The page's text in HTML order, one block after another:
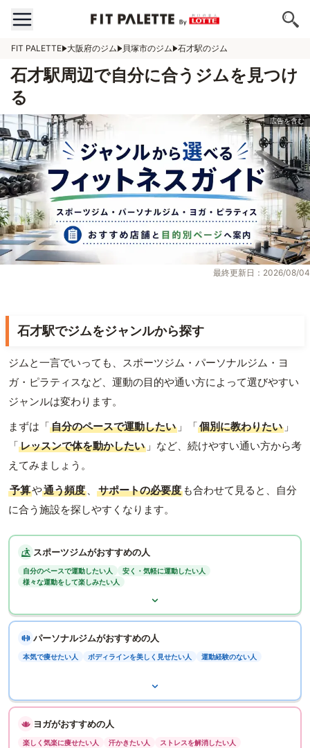
FIT PALETTE 大阪府のジム 貝塚市のジム 石才駅のジム
石才駅周辺で自分に合うジムを見つけ
る
最終更新日：2026/08/04
石才駅でジムをジャンルから探す
ジムと一言でいっても、スポーツジム・パーソナルジム・ヨ
ガ・ピラティスなど、運動の目的や通い方によって選びやすい
ジャンルは変わります。
まずは「自分のペースで運動したい 」「個別に教わりたい 」
「レッスンで体を動かしたい 」など、続けやすい通い方から考
えてみましょう。
予算や通う頻度 、 サポートの必要度 も合わせて見ると、自分
に合う施設を探しやすくなります。
スポーツジムがおすすめの人
自分のペースで運動したい人
安く・気軽に運動したい人
様々な運動をして楽しみたい人
パーソナルジムがおすすめの人
本気で痩せたい人 ボディラインを美しく見せたい人 運動経験のない人
ヨガがおすすめの人
楽しく気楽に痩せたい人 汗かきたい人 ストレスを解消したい人